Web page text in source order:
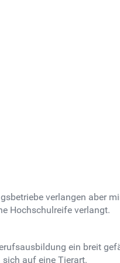
verlangen aber
Hochschulreife verlangt.
ein breit
auf eine Tierart.